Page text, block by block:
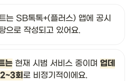
는 SB톡톡+(플러스) 앱에 공시
으로 작성되고 있어요.
는 현재 시범 서비스 중이며 업데
회 로 비정기적이에요.